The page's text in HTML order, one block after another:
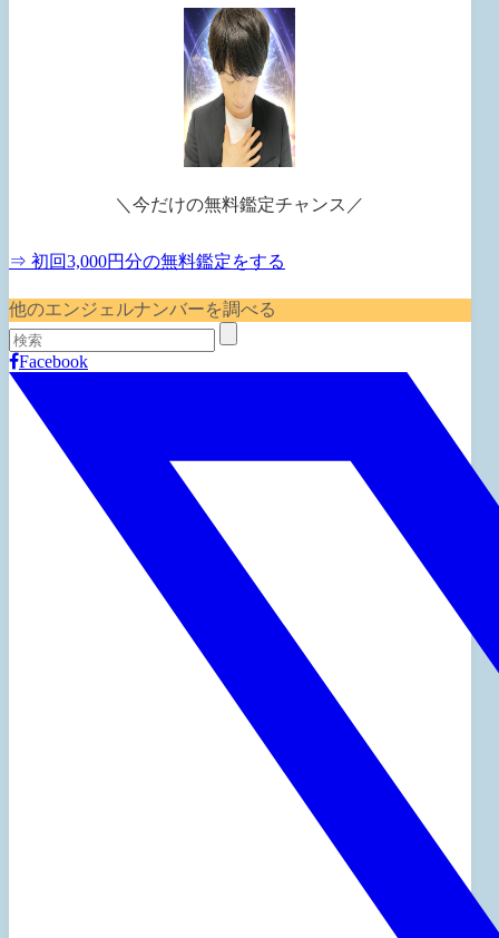
＼今だけの無料鑑定チャンス／
⇒ 初回3,000円分の無料鑑定をする
他のエンジェルナンバーを調べる
Facebook